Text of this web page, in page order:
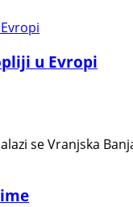
u Evropi
se Vranjska